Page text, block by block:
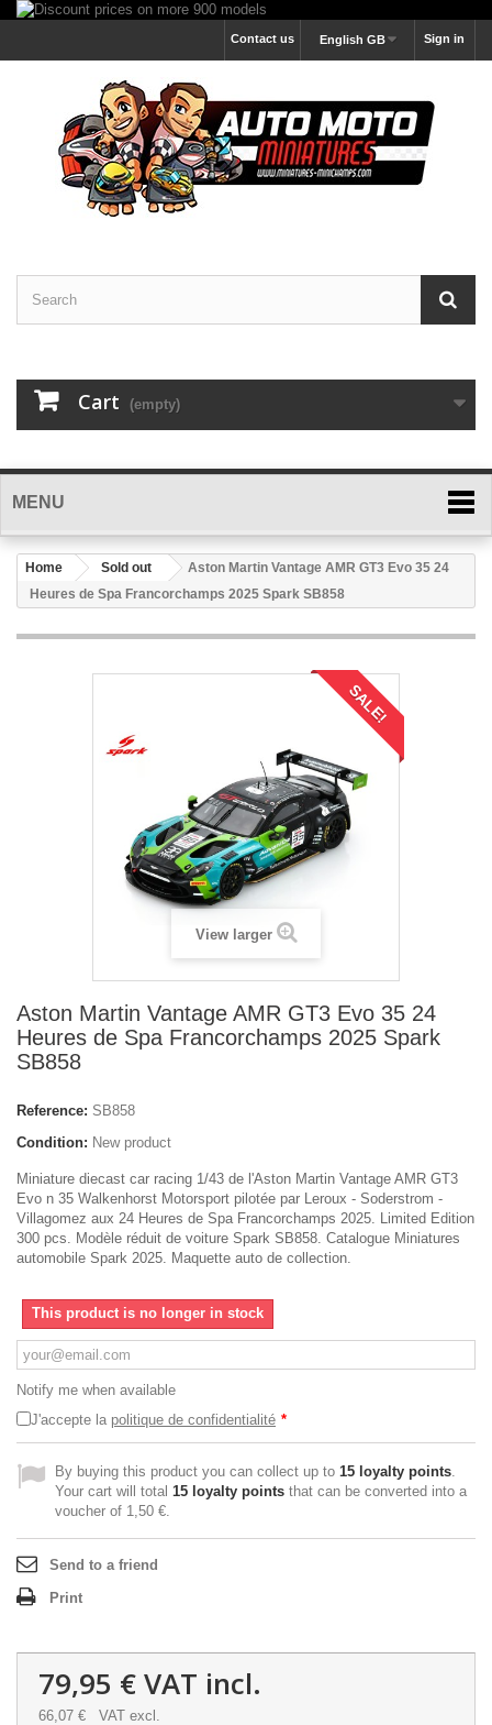
Sign in
English GB
Contact us
Cart (empty)
MENU
Home Sold out
Aston Martin Vantage AMR GT3 Evo 35 24
Heures de Spa Francorchamps 2025 Spark SB858
SALE!
View larger
Aston Martin Vantage AMR GT3 Evo 35 24
Heures de Spa Francorchamps 2025 Spark
SB858
Reference: SB858
Condition: New product
Miniature diecast car racing 1/43 de l'Aston Martin Vantage AMR GT3
Evo n 35 Walkenhorst Motorsport pilotée par Leroux - Soderstrom -
Villagomez aux 24 Heures de Spa Francorchamps 2025. Limited Edition
300 pcs. Modèle réduit de voiture Spark SB858. Catalogue Miniatures
automobile Spark 2025. Maquette auto de collection.
This product is no longer in stock
Notify me when available
J'accepte la politique de confidentialité *
By buying this product you can collect up to 15 loyalty points.
Your cart will total 15 loyalty points that can be converted into a
voucher of 1,50 €.
Send to a friend
Print
79,95 €VAT incl.
66,07 € VAT excl.